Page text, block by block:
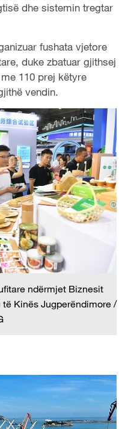
dhe sistemin tregtar
fushata vjetore
duke zbatuar gjithsej
110 prej këtyre
vendin.
ndërmjet Biznesit
Kinës Jugperëndimore /